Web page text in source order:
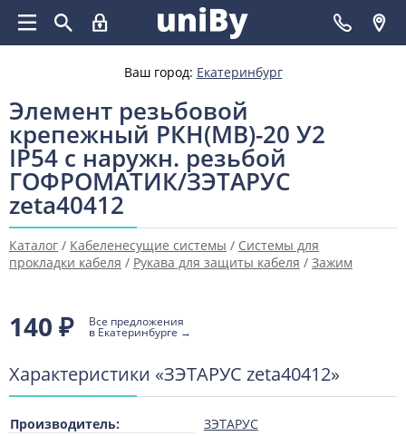
Ваш город: Екатеринбург
Элемент резьбовой
крепежный РКН(МВ)-20 У2
IP54 с наружн. резьбой
ГОФРОМАТИК/ЗЭТАРУС
zeta40412
Каталог / Кабеленесущие системы / Системы для
прокладки кабеля / Рукава для защиты кабеля / Зажим
140 ₽ Все предложения
в Екатеринбурге →
Характеристики «ЗЭТАРУС zeta40412»
Производитель:
ЗЭТАРУС